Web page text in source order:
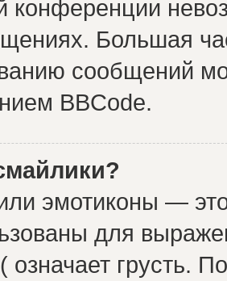
конференции
Большая
сообщений
BBCode.
эмотиконы —
для
означает грусть.